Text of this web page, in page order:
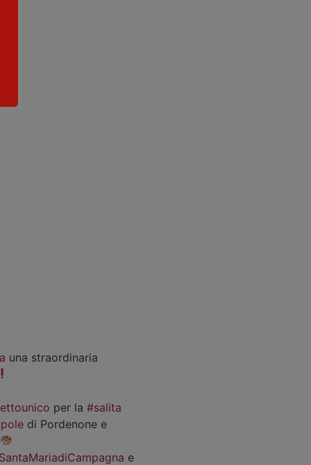
una straordinaria
per la#salita
di Pordenone e
e